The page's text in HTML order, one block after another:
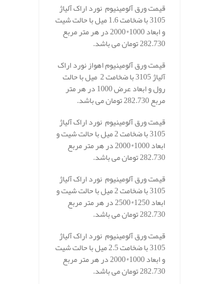
قیمت ورق آلومینیوم نورد اراک آلیاژ
3105 با ضخامت 1.6 میل با حالت شیت
و ابعاد 1000*2000 در هر متر مربع
282.730 تومان می باشد.
قیمت ورق آلومینیوم اهواز نورد اراک
آلیاژ 3105 با ضخامت 2 میل با حالت
رول و ابعاد عرض 1000 در هر متر
مربع 282.730 تومان می باشد.
قیمت ورق آلومینیوم نورد اراک آلیاژ
3105 با ضخامت 2 میل با حالت شیت و
ابعاد 1000*2000 در هر متر مربع
282.730 تومان می باشد.
قیمت ورق آلومینیوم نورد اراک آلیاژ
3105 با ضخامت 2 میل با حالت شیت و
ابعاد 1250*2500 در هر متر مربع
282.730 تومان می باشد.
قیمت ورق آلومینیوم نورد اراک آلیاژ
3105 با ضخامت 2.5 میل با حالت شیت
و ابعاد 1000*2000 در هر متر مربع
282.730 تومان می باشد.